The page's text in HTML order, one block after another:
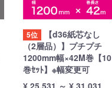
5位
【d36紙芯なし
（2層品）】プチプチ
1200mm幅×42M巻【10
巻ｾｯﾄ】※幅変更可